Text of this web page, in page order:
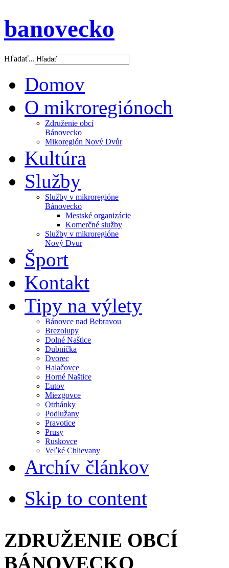
banovecko
Hľadať...
Domov
O mikroregiónoch
Združenie obcí
Bánovecko
Mikoregión Nový Dvůr
Kultúra
Služby
Služby v mikroregióne
Bánovecko
Mestské organizácie
Komerčné služby
Služby v mikroregióne
Nový Dvur
Šport
Kontakt
Tipy na výlety
Bánovce nad Bebravou
Brezolupy
Dolné Naštice
Dubnička
Dvorec
Halačovce
Horné Naštice
Ľutov
Miezgovce
Otrhánky
Podlužany
Pravotice
Prusy
Ruskovce
Veľké Chlievany
Archív článkov
Skip to content
ZDRUŽENIE OBCÍ
BÁNOVECKO